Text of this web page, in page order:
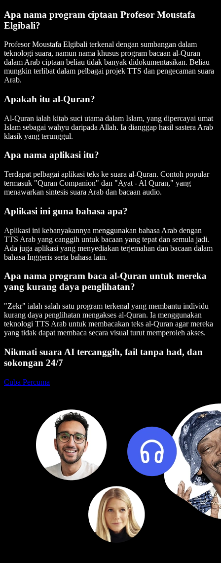
Apa nama program ciptaan Profesor Moustafa
Elgibali?
Profesor Moustafa Elgibali terkenal dengan sumbangan dalam
teknologi suara, namun nama khusus program bacaan al-Quran
dalam Arab ciptaan beliau tidak banyak didokumentasikan. Beliau
mungkin terlibat dalam pelbagai projek TTS dan pengecaman suara
Arab.
Apakah itu al-Quran?
Al-Quran ialah kitab suci utama dalam Islam, yang dipercayai umat
Islam sebagai wahyu daripada Allah. Ia dianggap hasil sastera Arab
klasik yang terunggul.
Apa nama aplikasi itu?
Terdapat pelbagai aplikasi teks ke suara al-Quran. Contoh popular
termasuk "Quran Companion" dan "Ayat - Al Quran," yang
menawarkan sintesis suara Arab dan bacaan audio.
Aplikasi ini guna bahasa apa?
Aplikasi ini kebanyakannya menggunakan bahasa Arab dengan
TTS Arab yang canggih untuk bacaan yang tepat dan semula jadi.
Ada juga aplikasi yang menyediakan terjemahan dan bacaan dalam
bahasa Inggeris serta bahasa lain.
Apa nama program baca al-Quran untuk mereka
yang kurang daya penglihatan?
"Zekr" ialah salah satu program terkenal yang membantu individu
kurang daya penglihatan mengakses al-Quran. Ia menggunakan
teknologi TTS Arab untuk membacakan teks al-Quran agar mereka
yang tidak dapat membaca secara visual turut memperoleh akses.
Nikmati suara AI tercanggih, fail tanpa had, dan
sokongan 24/7
Cuba Percuma